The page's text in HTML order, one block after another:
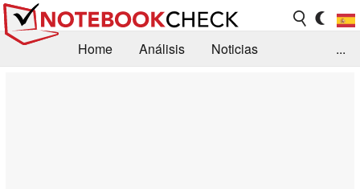
Home Análisis
Noticias
...